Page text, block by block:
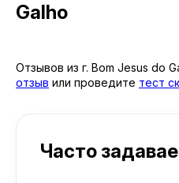
Galho
Отзывов из г. Bom Jesus do
отзыв или проведите тест
Часто